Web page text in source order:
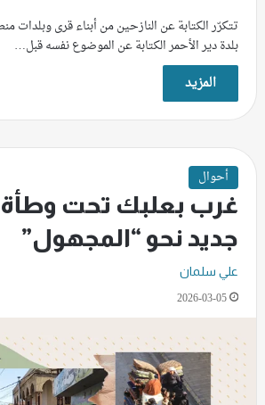
تتكرّر الكتابة عن النازحين من أبناء قرى وبلدات
بلدة دير الأحمر الكتابة عن الموضوع نفسه قبل…
المزيد
أحوال
غرب بعلبك تحت وطأة
جديد نحو “المجهول”
علي سلمان
2026-03-05